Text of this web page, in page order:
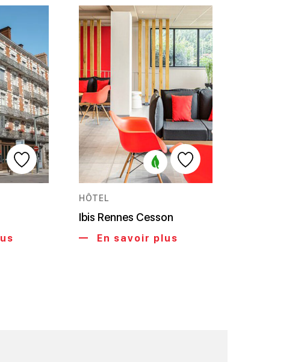
HÔTEL
Ibis Rennes Cesson
En savoir plus